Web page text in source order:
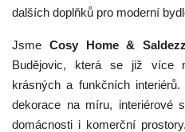
dalších doplňků pro moderní
Jsme Cosy Home &
Budějovic, která se již více
krásných a funkčních
dekorace na míru, interiérové
domácnosti i komerční